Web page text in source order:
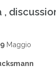
Maggio